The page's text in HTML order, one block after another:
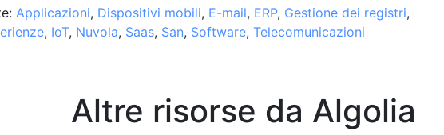
Applicazioni, Dispositivi mobili, E-mail, ERP, Gestione dei registri,
, IoT, Nuvola, Saas, San, Software, Telecomunicazioni
Altre risorse da Algolia